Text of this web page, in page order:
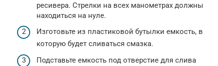
ресивера. Стрелки на всех манометрах должны
находиться на нуле.
Изготовьте из пластиковой бутылки емкость, в
которую будет сливаться смазка.
Подставьте емкость под отверстие для слива